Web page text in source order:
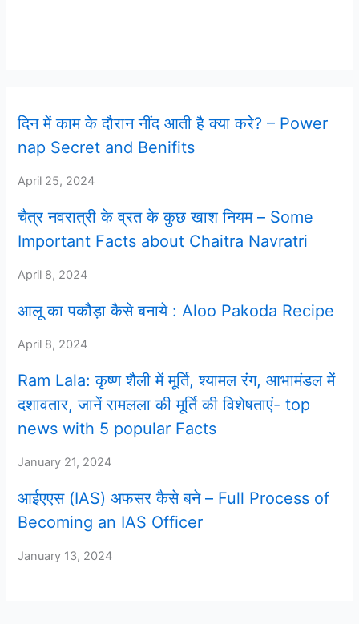
दिन में काम के दौरान नींद आती है क्या करे? – Power
nap Secret and Benifits
April 25, 2024
चैत्र नवरात्री के व्रत के कुछ खाश नियम – Some
Important Facts about Chaitra Navratri
April 8, 2024
आलू का पकौड़ा कैसे बनाये : Aloo Pakoda Recipe
April 8, 2024
Ram Lala: कृष्ण शैली में मूर्ति, श्यामल रंग, आभामंडल में
दशावतार, जानें रामलला की मूर्ति की विशेषताएं- top
news with 5 popular Facts
January 21, 2024
आईएएस (IAS) अफसर कैसे बने – Full Process of
Becoming an IAS Officer
January 13, 2024